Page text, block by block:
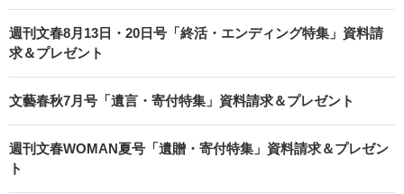
週刊文春8月13日・20日号「終活・エンディング特集」資料請
求＆プレゼント
文藝春秋7月号「遺言・寄付特集」資料請求＆プレゼント
週刊文春WOMAN夏号「遺贈・寄付特集」資料請求＆プレゼン
ト